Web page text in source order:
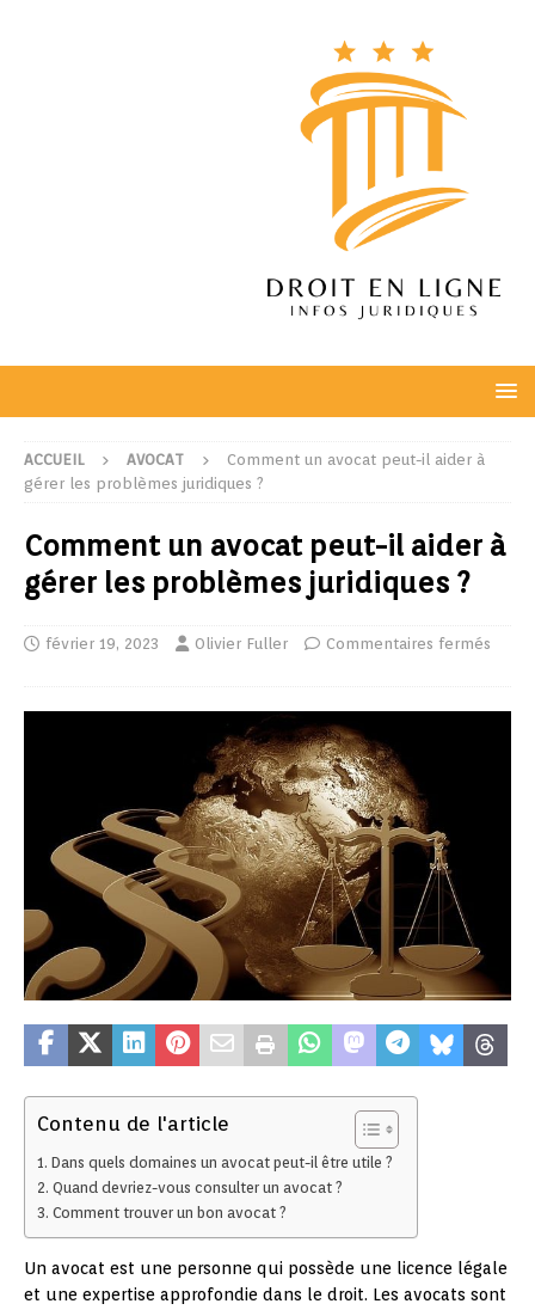
ACCUEIL AVOCAT
Comment un avocat peut-il aider à
gérer les problèmes juridiques ?
Comment un avocat peut-il aider à
gérer les problèmes juridiques ?
février 19, 2023 Olivier Fuller Commentaires fermés
Contenu de l'article
Dans quels domaines un avocat peut-il être utile ?
Quand devriez-vous consulter un avocat ?
Comment trouver un bon avocat ?
Un avocat est une personne qui possède une licence légale
et une expertise approfondie dans le droit. Les avocats sont